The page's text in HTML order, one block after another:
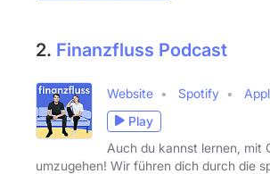
2. Finanzfluss Podcast
Website Spotify
Play
Auch du kannst lernen, mit
umzugehen! Wir führen dich durch die